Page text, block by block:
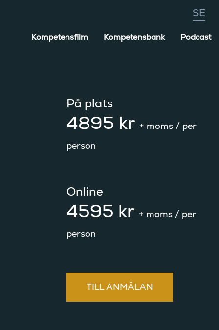
Kompetensfilm Kompetensbank Podcast
På plats
4895 kr + moms / per
person
Online
4595 kr + moms / per
person
TILL ANMÄLAN